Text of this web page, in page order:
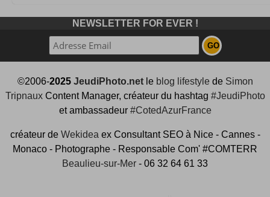
NEWSLETTER FOR EVER !
©2006-2025 JeudiPhoto.netle blog lifestylede Simon
TripnauxContent Manager, créateur du hashtag #JeudiPhoto
et ambassadeur #CotedAzurFrance
créateur de Wekidea ex Consultant SEO à Nice - Cannes -
Monaco - Photographe - Responsable Com' #COMTERR
Beaulieu-sur-Mer - 06 32 64 61 33